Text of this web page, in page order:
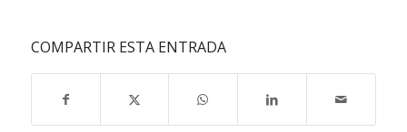
COMPARTIR ESTA ENTRADA